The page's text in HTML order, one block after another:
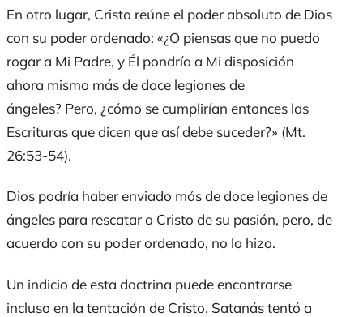
En otro lugar, Cristo reúne el poder absoluto de Dios
con su poder ordenado: «¿O piensas que no puedo
rogar a Mi Padre, y Él pondría a Mi disposición
ahora mismo más de doce legiones de
ángeles? Pero, ¿cómo se cumplirían entonces las
Escriturasque dicen que así debe suceder?» (Mt.
26:53-54).
Dios podría haber enviado más de doce legiones de
ángeles para rescatar a Cristo de su pasión, pero, de
acuerdo con su poder ordenado, no lo hizo.
Un indicio de esta doctrina puede encontrarse
incluso en la tentación de Cristo. Satanás tentó a